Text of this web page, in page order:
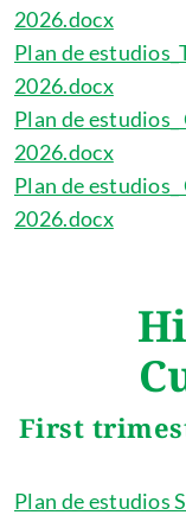
2026.docx
Plan de
2026.docx
Plan de
2026.docx
Plan de
2026.docx
First
Plan de estudios